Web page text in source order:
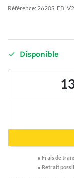
Référence: 2620S_FB_V2
 Disponible
● Frais de
● Retrait